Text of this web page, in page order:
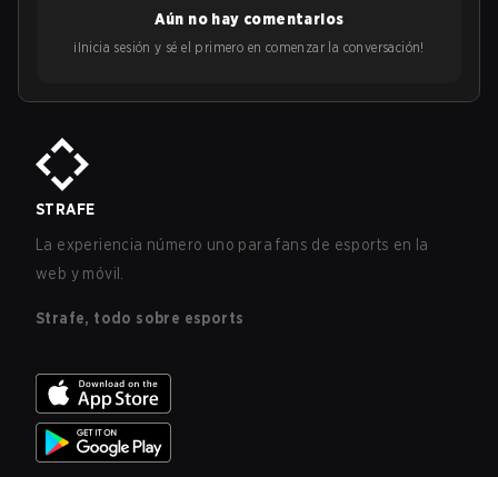
Aún no hay comentarios
¡Inicia sesión y sé el primero en comenzar la conversación!
STRAFE
La experiencia número uno para fans de esports en la
web y móvil.
Strafe, todo sobre esports